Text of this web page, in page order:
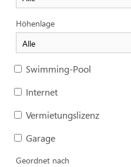
Höhenlage
Swimming-Pool
Internet
Vermietungslizenz
Garage
Geordnet nach